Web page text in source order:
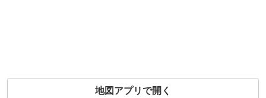
地図アプリで開く